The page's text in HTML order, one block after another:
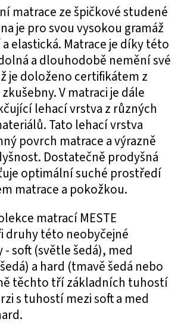
matrace ze špičkové studené
je pro svou vysokou gramáž
elastická. Matrace je díky této
a dlouhodobě nemění své
je doloženo certifikátem z
V matraci je dále
lehací vrstva z různých
Tato lehací vrstva
povrch matrace a výrazně
Dostatečně prodyšná
optimální suché prostředí
matrace a pokožkou.
matrací MESTE
druhy této neobyčejné
soft (světle šedá), med
a hard (tmavě šedá nebo
těchto tří základních tuhostí
s tuhostí mezi soft a med